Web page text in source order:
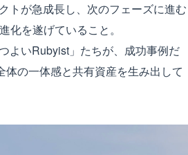
トが急成長し、次のフェーズに進む
を遂げていること。
よいRubyist」たちが、成功事例だ
の一体感と共有資産を生み出して